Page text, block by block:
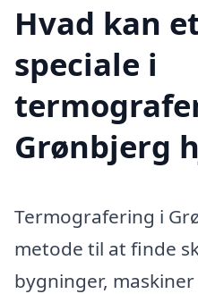
Hvad kan
speciale i
Grønbjerg
Termografering i
metode til at finde
bygninger,